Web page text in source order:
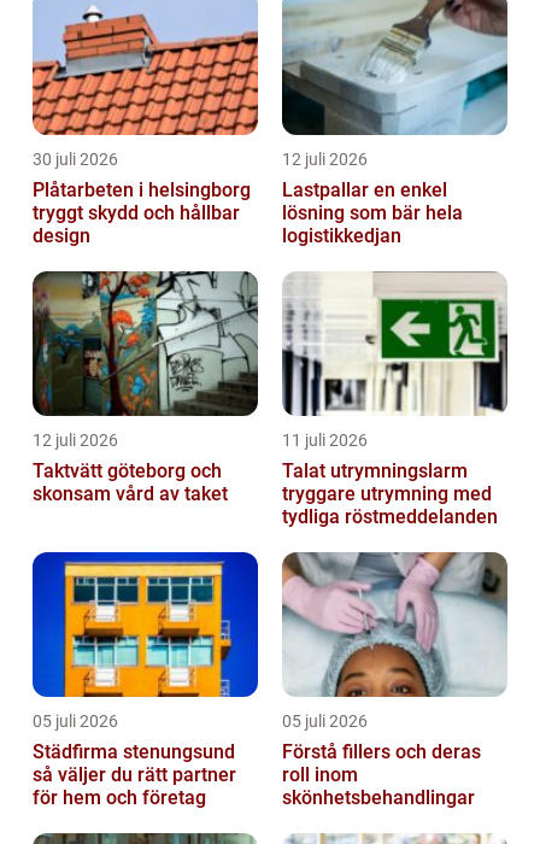
30 juli 2026
Plåtarbeten i helsingborg
tryggt skydd och hållbar
design
12 juli 2026
Lastpallar en enkel
lösning som bär hela
logistikkedjan
12 juli 2026
Taktvätt göteborg och
skonsam vård av taket
11 juli 2026
Talat utrymningslarm
tryggare utrymning med
tydliga röstmeddelanden
05 juli 2026
Städfirma stenungsund
så väljer du rätt partner
för hem och företag
05 juli 2026
Förstå fillers och deras
roll inom
skönhetsbehandlingar